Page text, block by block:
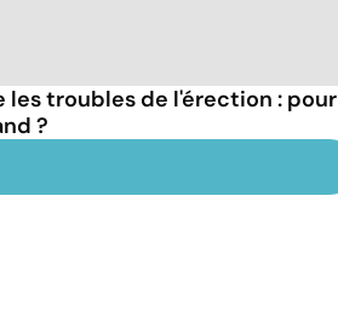
troubles de l'érection : pour
?